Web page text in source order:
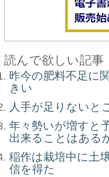
読んで欲しい記事
昨今の肥料不足に
きい
人手が足りないと
年々勢いが増すと
出来ることはある
稲作は栽培中に土
信を得た